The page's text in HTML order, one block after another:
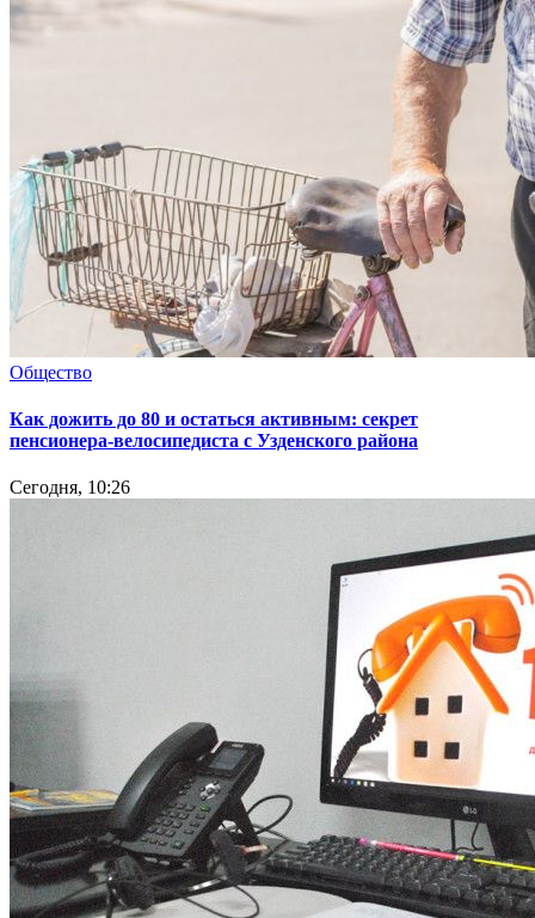
Общество
Как дожить до 80 и остаться активным: секрет
пенсионера-велосипедиста с Узденского района
Сегодня, 10:26